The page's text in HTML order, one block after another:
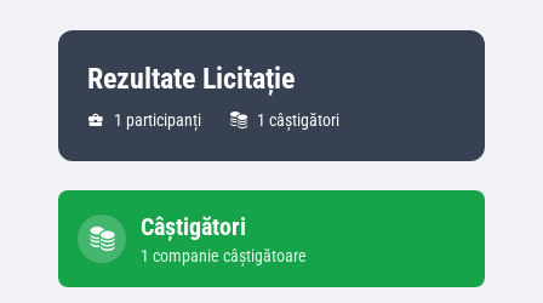
Rezultate Licitație
1 participanți 1 câștigători
Câștigători
1 companie câștigătoare